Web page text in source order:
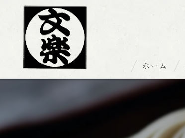
ホーム